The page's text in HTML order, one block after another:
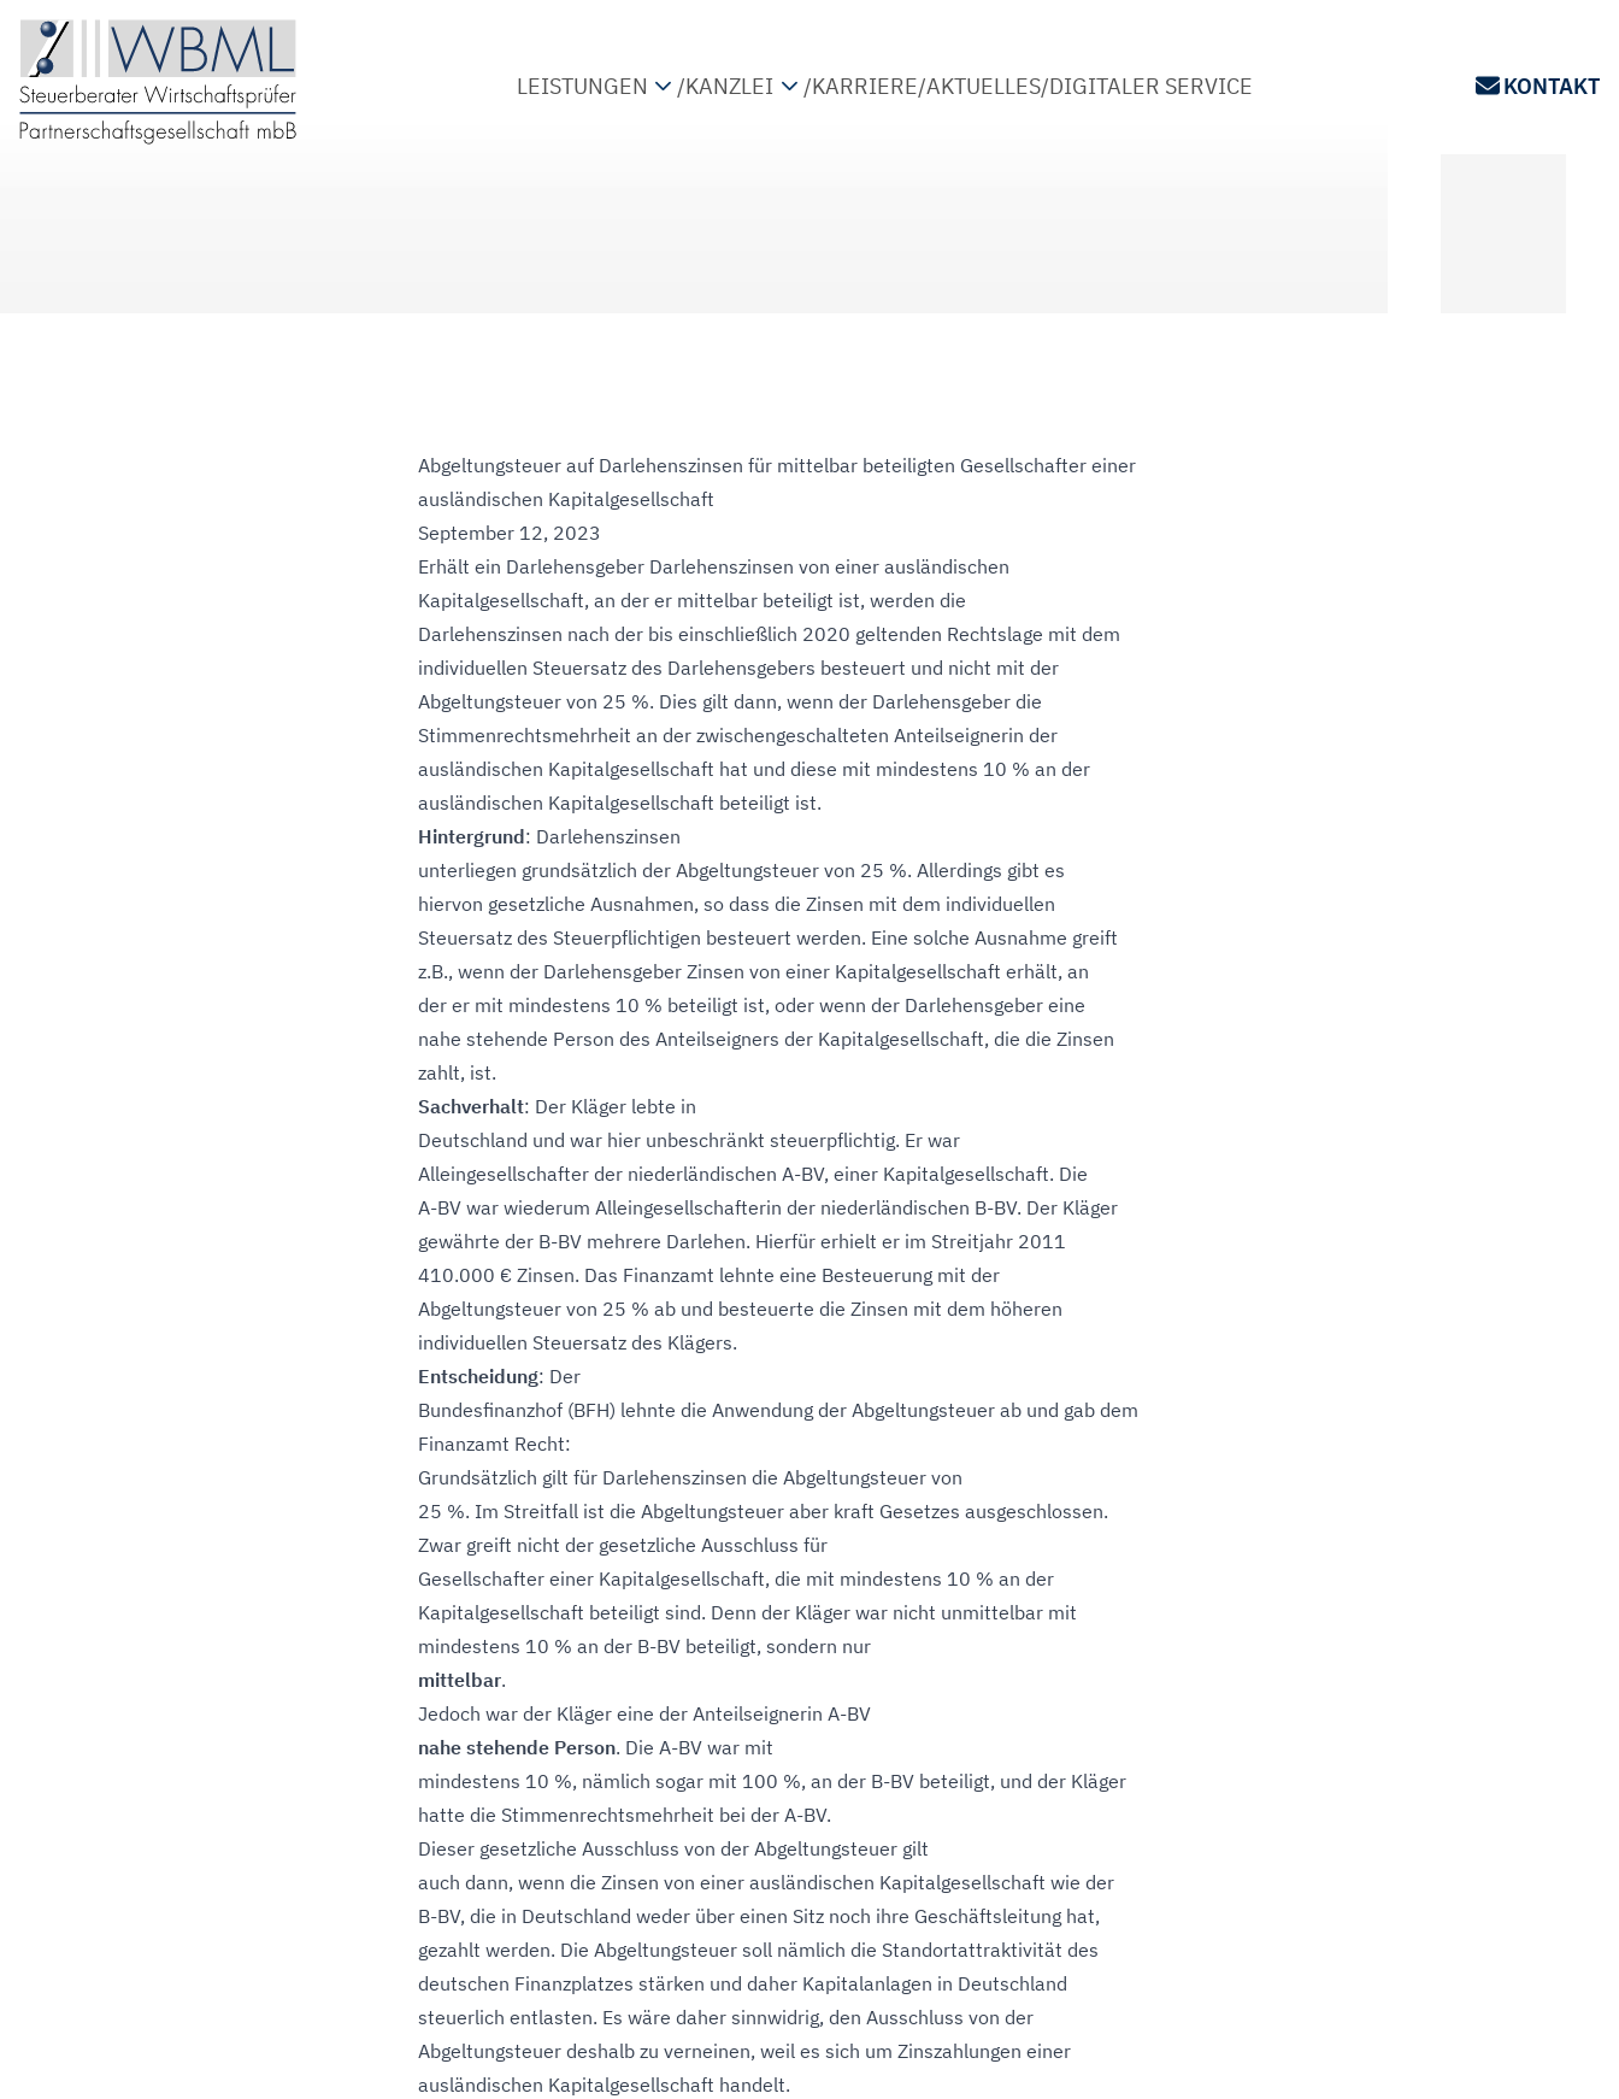
LEISTUNGEN
/KANZLEI
/KARRIERE/AKTUELLES/DIGITALER SERVICE KONTAKT
Abgeltungsteuer auf Darlehenszinsen für mittelbar beteiligten Gesellschafter einer
ausländischen Kapitalgesellschaft
September 12, 2023
Erhält ein Darlehensgeber Darlehenszinsen von einer ausländischen
Kapitalgesellschaft, an der er mittelbar beteiligt ist, werden die
Darlehenszinsen nach der bis einschließlich 2020 geltenden Rechtslage mit dem
individuellen Steuersatz des Darlehensgebers besteuert und nicht mit der
Abgeltungsteuer von 25 %. Dies gilt dann, wenn der Darlehensgeber die
Stimmenrechtsmehrheit an der zwischengeschalteten Anteilseignerin der
ausländischen Kapitalgesellschaft hat und diese mit mindestens 10 % an der
ausländischen Kapitalgesellschaft beteiligt ist.
Hintergrund: Darlehenszinsen
unterliegen grundsätzlich der Abgeltungsteuer von 25 %. Allerdings gibt es
hiervon gesetzliche Ausnahmen, so dass die Zinsen mit dem individuellen
Steuersatz des Steuerpflichtigen besteuert werden. Eine solche Ausnahme greift
z.B., wenn der Darlehensgeber Zinsen von einer Kapitalgesellschaft erhält, an
der er mit mindestens 10 % beteiligt ist, oder wenn der Darlehensgeber eine
nahe stehende Person des Anteilseigners der Kapitalgesellschaft, die die Zinsen
zahlt, ist.
Sachverhalt: Der Kläger lebte in
Deutschland und war hier unbeschränkt steuerpflichtig. Er war
Alleingesellschafter der niederländischen A-BV, einer Kapitalgesellschaft. Die
A-BV war wiederum Alleingesellschafterin der niederländischen B-BV. Der Kläger
gewährte der B-BV mehrere Darlehen. Hierfür erhielt er im Streitjahr 2011
410.000 € Zinsen. Das Finanzamt lehnte eine Besteuerung mit der
Abgeltungsteuer von 25 % ab und besteuerte die Zinsen mit dem höheren
individuellen Steuersatz des Klägers.
Entscheidung: Der
Bundesfinanzhof (BFH) lehnte die Anwendung der Abgeltungsteuer ab und gab dem
Finanzamt Recht:
Grundsätzlich gilt für Darlehenszinsen die Abgeltungsteuer von
25 %. Im Streitfall ist die Abgeltungsteuer aber kraft Gesetzes ausgeschlossen.
Zwar greift nicht der gesetzliche Ausschluss für
Gesellschafter einer Kapitalgesellschaft, die mit mindestens 10 % an der
Kapitalgesellschaft beteiligt sind. Denn der Kläger war nicht unmittelbar mit
mindestens 10 % an der B-BV beteiligt, sondern nur
mittelbar.
Jedoch war der Kläger eine der Anteilseignerin A-BV
nahe stehende Person. Die A-BV war mit
mindestens 10 %, nämlich sogar mit 100 %, an der B-BV beteiligt, und der Kläger
hatte die Stimmenrechtsmehrheit bei der A-BV.
Dieser gesetzliche Ausschluss von der Abgeltungsteuer gilt
auch dann, wenn die Zinsen von einer ausländischen Kapitalgesellschaft wie der
B-BV, die in Deutschland weder über einen Sitz noch ihre Geschäftsleitung hat,
gezahlt werden. Die Abgeltungsteuer soll nämlich die Standortattraktivität des
deutschen Finanzplatzes stärken und daher Kapitalanlagen in Deutschland
steuerlich entlasten. Es wäre daher sinnwidrig, den Ausschluss von der
Abgeltungsteuer deshalb zu verneinen, weil es sich um Zinszahlungen einer
ausländischen Kapitalgesellschaft handelt.